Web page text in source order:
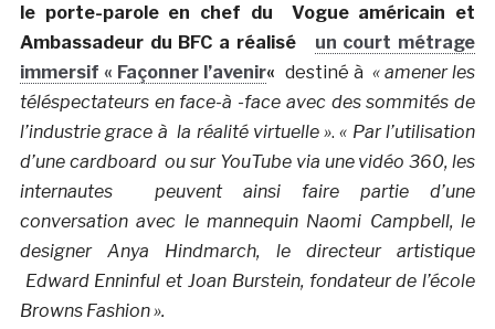
le porte-parole en chef du Vogue américain et
Ambassadeur du BFC a réalisé un court métrage
immersif « Façonner l’avenir« destiné à « amener les
téléspectateurs en face-à -face avec des sommités de
l’industrie grace à la réalité virtuelle ».« Par l’utilisation
d’une cardboardou sur YouTube via une vidéo 360, les
internautespeuvent ainsi faire partie d’une
conversation avec le mannequin Naomi Campbell, le
designer Anya Hindmarch, le directeur artistique
Edward Enninful et Joan Burstein, fondateur de l’école
Browns Fashion ».